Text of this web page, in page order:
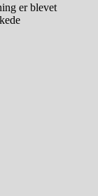
er blevet